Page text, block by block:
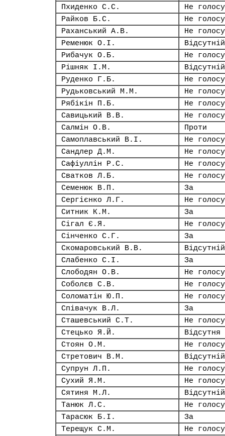
Пхиденко С.С.
Не
Райков Б.С.
Не
Раханський А.В.
Не
Ременюк О.І.
Відсутній
Рибачук О.Б.
Не
Рішняк І.М.
Відсутній
Руденко Г.Б.
Не
Рудьковський М.М.
Не
Рябікін П.Б.
Не
Савицький В.В.
Не
Салмін О.В.
Проти
Самоплавський В.І.
Не
Сандлер Д.М.
Не
Сафіуллін Р.С.
Не
Сватков Л.Б.
Не
Семенюк В.П.
За
Сергієнко Л.Г.
Не
Ситник К.М.
За
Сігал Є.Я.
Не
Сінченко С.Г.
За
Скомаровський В.В.
Відсутній
Слабенко С.І.
За
Слободян О.В.
Не
Соболєв С.В.
Не
Соломатін Ю.П.
Не
Співачук В.Л.
За
Сташевський С.Т.
Не
Стецько Я.Й.
Відсутня
Стоян О.М.
Не
Стретович В.М.
Відсутній
Супрун Л.П.
Не
Сухий Я.М.
Не
Сятиня М.Л.
Відсутній
Танюк Л.С.
Не
Тарасюк Б.І.
За
Терещук С.М.
Не